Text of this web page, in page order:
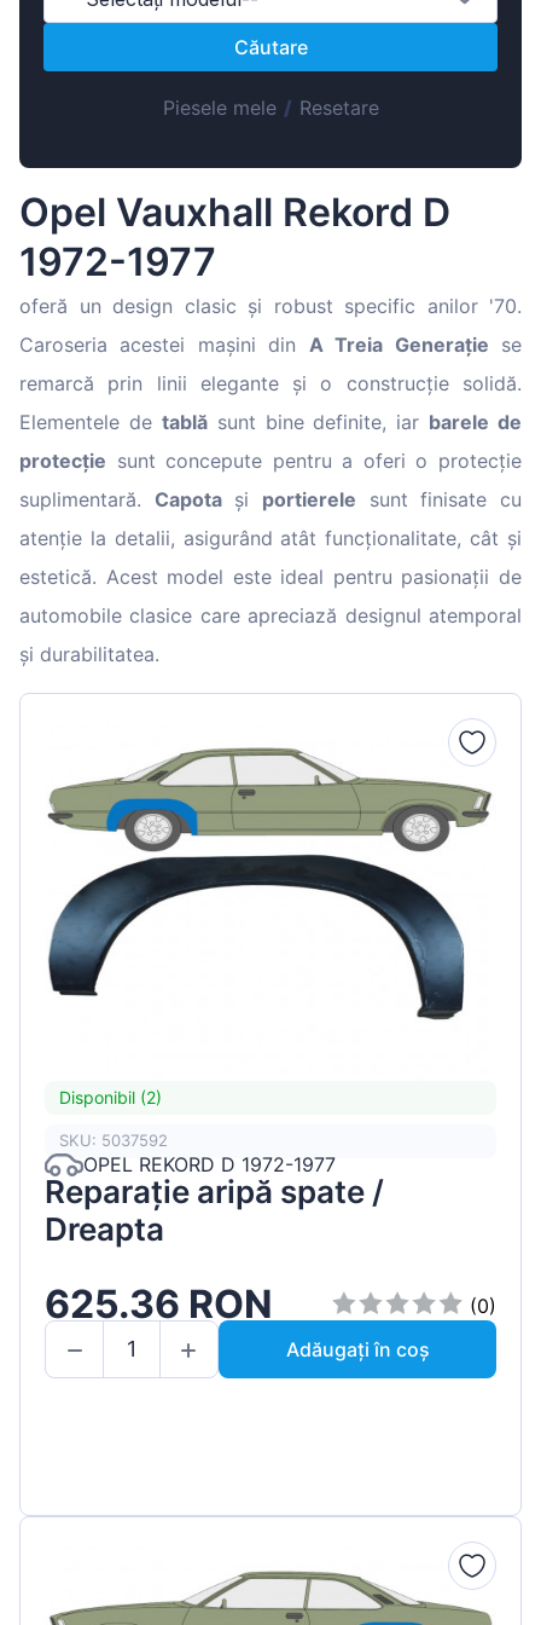
Lietuvių
Slovenian
Latvian
Căutare
Piesele mele/ Resetare
Opel Vauxhall Rekord D
1972-1977
oferă un design clasic și robust specific anilor '70.
Caroseria acestei mașini din A Treia Generație se
remarcă prin linii elegante și o construcție solidă.
Elementele de tablăsunt bine definite, iar barele de
protecție sunt concepute pentru a oferi o protecție
suplimentară. Capotași portierele sunt finisate cu
atenție la detalii, asigurând atât funcționalitate, cât și
estetică. Acest model este ideal pentru pasionații de
automobile clasice care apreciază designul atemporal
și durabilitatea.
Disponibil (2)
SKU: 5037592
OPEL REKORD D 1972-1977
Reparație aripă spate /
Dreapta
625.36 RON
(0)
Adăugați în coș